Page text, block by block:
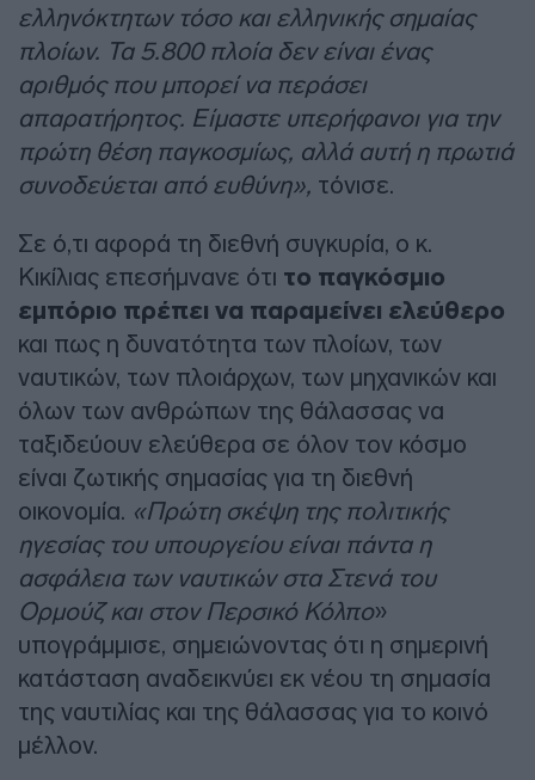
ελληνόκτητων τόσο και ελληνικής σημαίας
πλοίων. Τα 5.800 πλοία δεν είναι ένας
αριθμός που μπορεί να περάσει
απαρατήρητος. Είμαστε υπερήφανοι για την
πρώτη θέση παγκοσμίως, αλλά αυτή η πρωτιά
συνοδεύεται από ευθύνη», τόνισε.
Σε ό,τι αφορά τη διεθνή συγκυρία, ο κ.
Κικίλιας επεσήμνανε ότι το παγκόσμιο
εμπόριο πρέπει να παραμείνει ελεύθερο
και πως η δυνατότητα των πλοίων, των
ναυτικών, των πλοιάρχων, των μηχανικών και
όλων των ανθρώπων της θάλασσας να
ταξιδεύουν ελεύθερα σε όλον τον κόσμο
είναι ζωτικής σημασίας για τη διεθνή
οικονομία. «Πρώτη σκέψη της πολιτικής
ηγεσίας του υπουργείου είναι πάντα η
ασφάλεια των ναυτικών στα Στενά του
Ορμούζ και στον Περσικό Κόλπο»
υπογράμμισε, σημειώνοντας ότι η σημερινή
κατάσταση αναδεικνύει εκ νέου τη σημασία
της ναυτιλίας και της θάλασσας για το κοινό
μέλλον.